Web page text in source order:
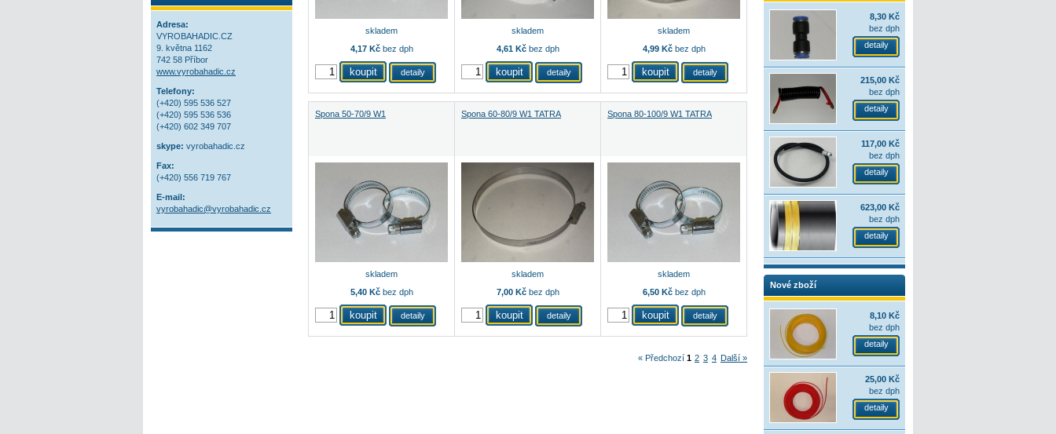
Adresa:
VYROBAHADIC.CZ
9. května 1162
742 58 Příbor
www.vyrobahadic.cz
Telefony:
(+420) 595 536 527
(+420) 595 536 536
(+420) 602 349 707
skype: vyrobahadic.cz
Fax:
(+420) 556 719 767
E-mail:
vyrobahadic@vyrobahadic.cz
8,30 Kč
bez dph
detaily
215,00 Kč
bez dph
detaily
117,00 Kč
bez dph
detaily
623,00 Kč
bez dph
detaily
Nové zboží
8,10 Kč
bez dph
detaily
25,00 Kč
bez dph
detaily
skladem
4,17 Kčbez dph
detaily
skladem
4,61 Kčbez dph
detaily
skladem
4,99 Kčbez dph
detaily
Spona 50-70/9 W1
skladem
5,40 Kčbez dph
detaily
Spona 60-80/9 W1 TATRA
skladem
7,00 Kčbez dph
detaily
Spona 80-100/9 W1 TATRA
skladem
6,50 Kčbez dph
detaily
« Předchozí 1 2 3 4 Další »